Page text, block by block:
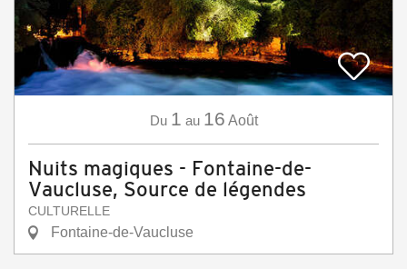
Du 1 au 16 Août
Nuits magiques - Fontaine-de-
Vaucluse, Source de légendes
CULTURELLE
Fontaine-de-Vaucluse